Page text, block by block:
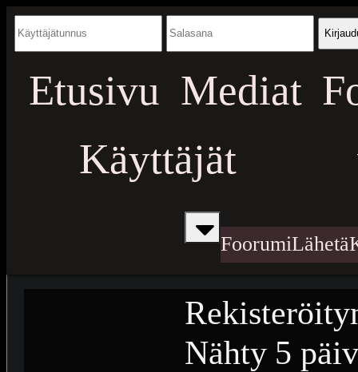
Etusivu Mediat
Käyttäjät
FoorumiLähetä
Nähty 5